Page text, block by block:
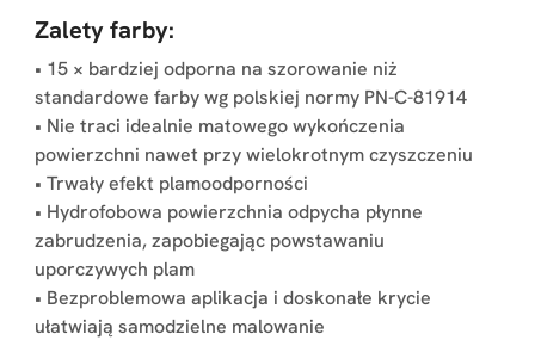
Zalety farby:
• 15 × bardziej odporna na szorowanie niż
standardowe farby wg polskiej normy PN-C-81914
• Nie traci idealnie matowego wykończenia
powierzchni nawet przy wielokrotnym czyszczeniu
• Trwały efekt plamoodporności
• Hydrofobowa powierzchnia odpycha płynne
zabrudzenia, zapobiegając powstawaniu
uporczywych plam
• Bezproblemowa aplikacja i doskonałe krycie
ułatwiają samodzielne malowanie